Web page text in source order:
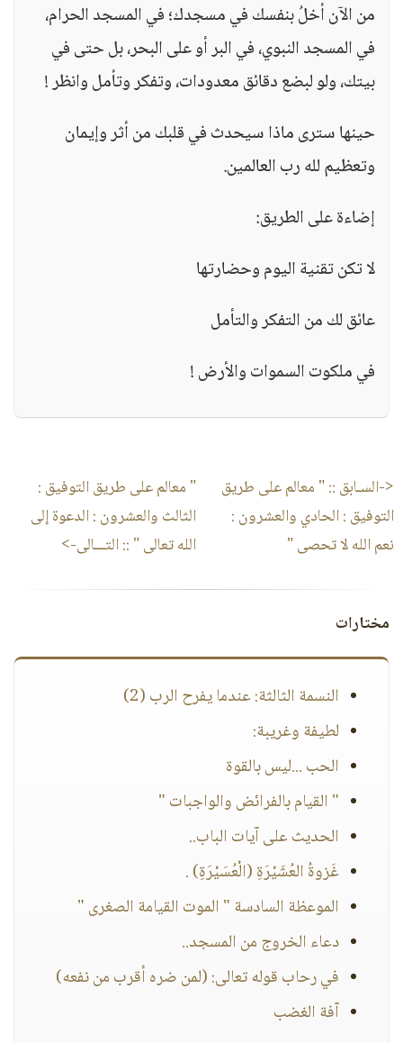
من الآن أخلُ بنفسك في مسجدك؛ في المسجد الحرام،
في المسجد النبوي، في البر أو على البحر، بل حتى في
بيتك، ولو لبضع دقائق معدودات، وتفكر وتأمل وانظر !
حينها سترى ماذا سيحدث في قلبك من أثر وإيمان
وتعظيم لله رب العالمين.
إضاءة على الطريق:
لا تكن تقنية اليوم وحضارتها
عائق لك من التفكر والتأمل
في ملكوت السموات والأرض !
<-السـابق ::" معالم على طريق
التوفيق : الحادي والعشرون :
نعم الله لا تحصى "
" معالم على طريق التوفيق :
الثالث والعشرون : الدعوة إلى
الله تعالى " :: التـــالى->
مختارات
النسمة الثالثة: عندما يفرح الرب (2)
لطيفة وغريبة:
الحب ...ليس بالقوة
" القيام بالفرائض والواجبات "
الحديث على آيات الباب..
غَزوةُ العُشَيْرَةِ (الْعُسَيْرَةِ) .
الموعظة السادسة " الموت القيامة الصغرى "
دعاء الخروج من المسجد..
في رحاب قوله تعالى: (لمن ضره أقرب من نفعه)
آفة الغضب